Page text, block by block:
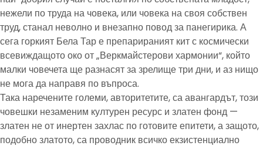
нежели по труда на човека, или човека на своя собствен
труд, станал неволно и внезапно повод за панегирика. А
сега горкият Бела Тар е препарираният кит с космически
всевиждащото око от „Веркмайстерови хармонии“, който
малки човечета ще разнасят за зрелище три дни, и аз нищо
не мога да направя по въпроса.
Така наречените големи, авторитетите, са авангардът, този
човешки незаменим културен ресурс и златен фонд —
златен не от инертен захлас по готовите епитети, а защото,
подобно златото, са проводник всичко екзистенциално